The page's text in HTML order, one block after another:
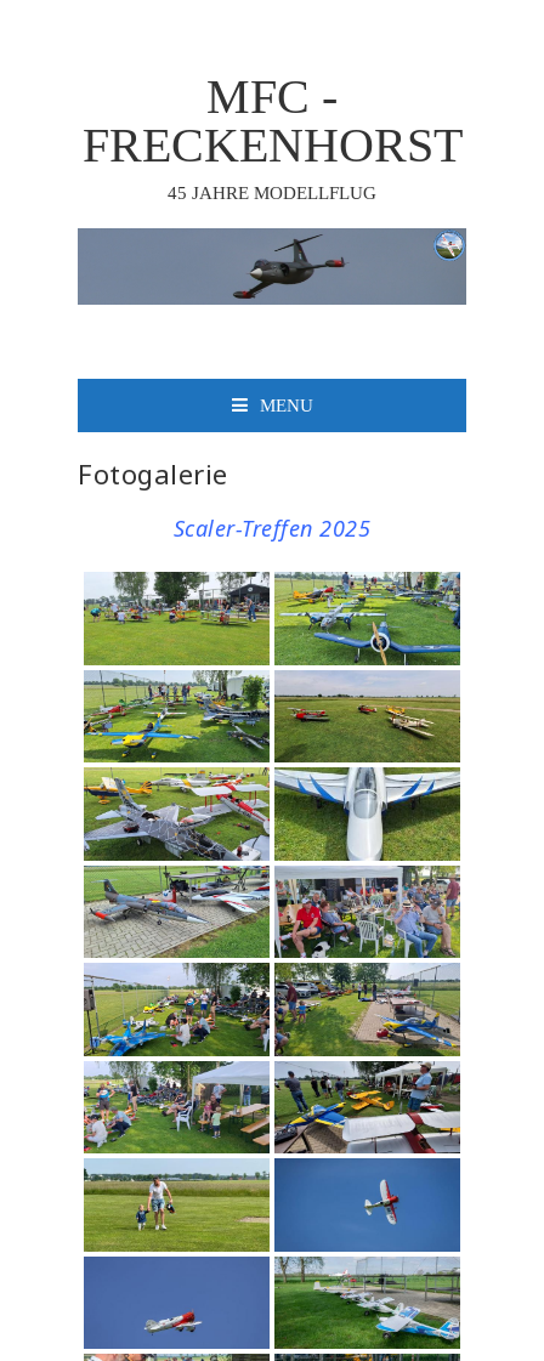
MFC -
FRECKENHORST
45 JAHRE MODELLFLUG
MENU
Fotogalerie
Scaler-Treffen 2025